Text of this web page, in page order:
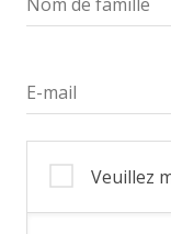
E-mail
Veuillez